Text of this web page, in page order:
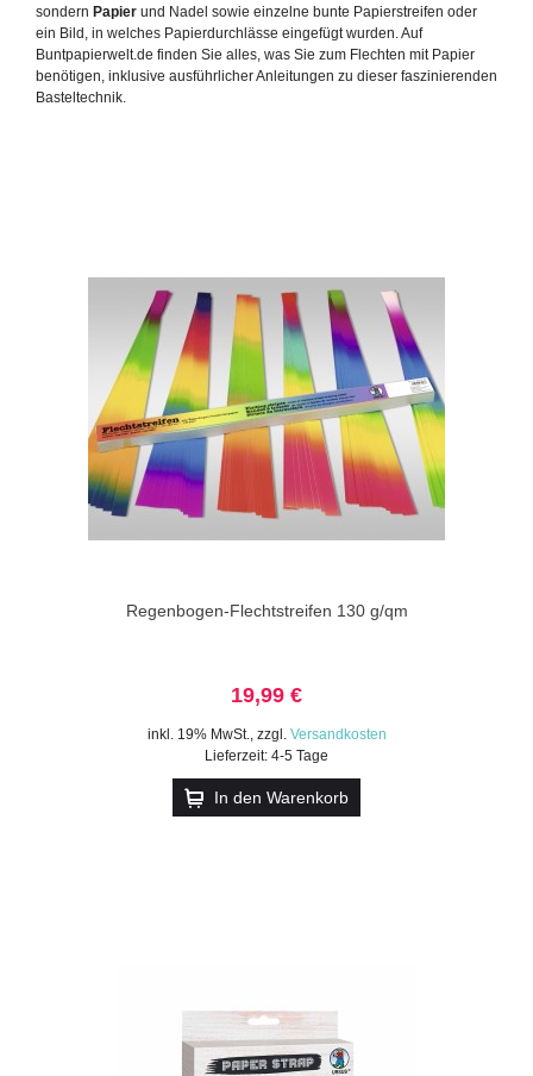
sondern Papier und Nadel sowie einzelne bunte Papierstreifen oder
ein Bild, in welches Papierdurchlässe eingefügt wurden. Auf
Buntpapierwelt.de finden Sie alles, was Sie zum Flechten mit Papier
benötigen, inklusive ausführlicher Anleitungen zu dieser faszinierenden
Basteltechnik.
Regenbogen-Flechtstreifen 130 g/qm
19,99 €
inkl. 19% MwSt., zzgl. Versandkosten
Lieferzeit: 4-5 Tage
In den Warenkorb